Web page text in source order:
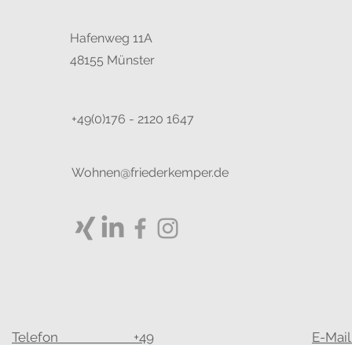
Hafenweg 11A
48155 Münster
+49(0)176 - 2120 1647
Wohnen@friederkemper.de
Telefon +49
E-